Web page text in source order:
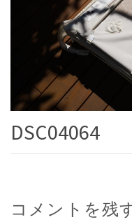
DSC04064
コメントを残